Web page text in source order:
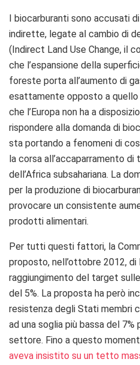
I biocarburanti sono accusati
indirette, legate al cambio di
(Indirect Land Use Change, il
che l’espansione della
foreste porta all’aumento di
esattamente opposto a
che l’Europa non ha a
rispondere alla domanda di
sta portando a fenomeni di
la corsa all’accaparramento
dell’Africa subsahariana. La
per la produzione di
provocare un consistente
prodotti alimentari.
Per tutti questi fattori, la
proposto, nell’ottobre 2012,
raggiungimento del target
del 5%. La proposta ha però
resistenza degli Stati membri
ad una soglia più bassa del
settore. Fino a questo
aveva insistito su un tetto